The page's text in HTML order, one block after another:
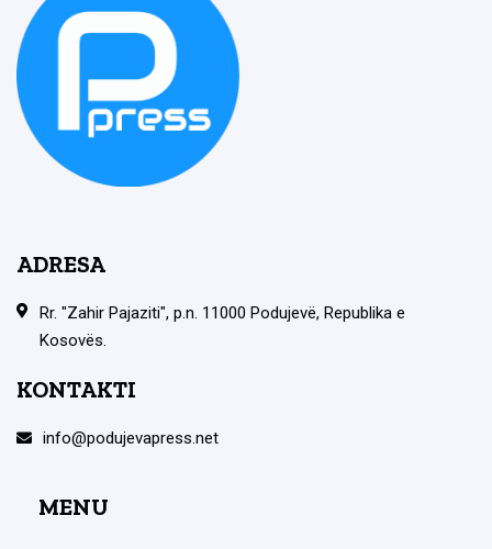
ADRESA
Rr. "Zahir Pajaziti", p.n. 11000 Podujevë, Republika e
Kosovës.
KONTAKTI
info@podujevapress.net
MENU